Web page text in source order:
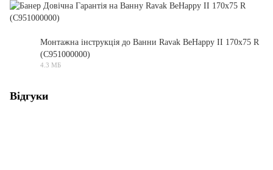
Монтажна інструкція до Ванни Ravak BeHappy II 170x75 R
(C951000000)
4.3 МБ
Відгуки